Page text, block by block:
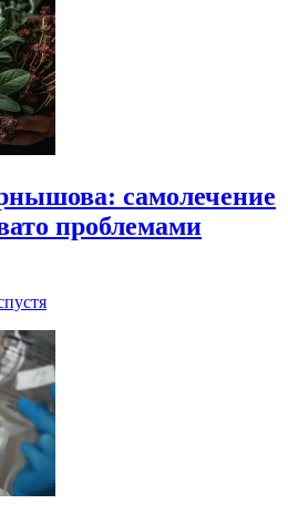
самолечение
проблемами